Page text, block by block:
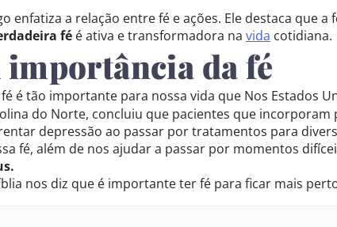
1993 – Almeida Revisada e Atualizada
Versão Internacional
Nova Almeida Atualizada
Almeida Revisada e Corrigida
Almeida Revisada e Corrigida
Almeida Revisada e Atualizada
enfatiza a relação entre fé e ações. Ele destaca que
fé é ativa e transformadora na vida cotidiana.
importância da fé
é tão importante para nossa vida que Nos Estados
do Norte, concluiu que pacientes que
depressão ao passar por tratamentos para
fé, além de nos ajudar a passar por momentos
nos diz que é importante ter fé para ficar mais